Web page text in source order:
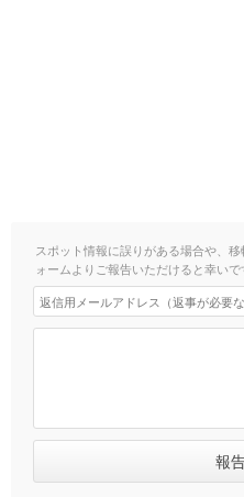
スポット情報に誤りがある場合や、
ォームよりご報告いただけると幸いで